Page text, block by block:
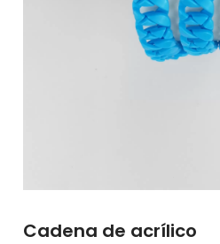
Cadena de acrílico